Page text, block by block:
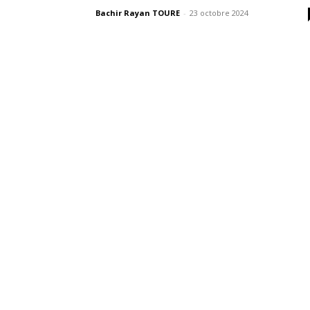
Bachir Rayan TOURE - 23 octobre 2024